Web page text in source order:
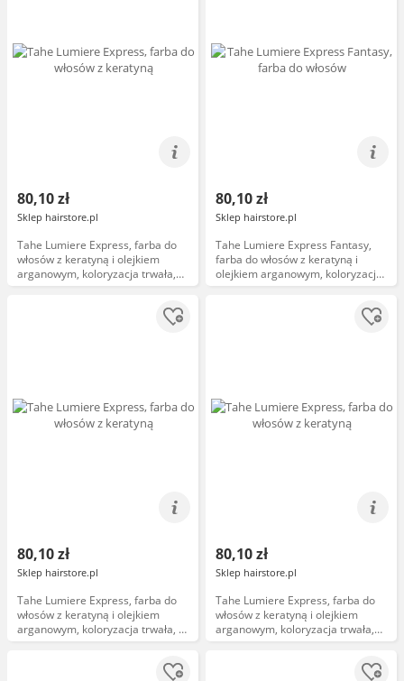
80,10 zł
Sklep hairstore.pl
Tahe Lumiere Express, farba do
włosów z keratyną i olejkiem
arganowym, koloryzacja trwała,
7.77, 100ml
80,10 zł
Sklep hairstore.pl
Tahe Lumiere Express Fantasy,
farba do włosów z keratyną i
olejkiem arganowym, koloryzacja
trwała, 100ml
80,10 zł
Sklep hairstore.pl
Tahe Lumiere Express, farba do
włosów z keratyną i olejkiem
arganowym, koloryzacja trwała, 4,
100ml
80,10 zł
Sklep hairstore.pl
Tahe Lumiere Express, farba do
włosów z keratyną i olejkiem
arganowym, koloryzacja trwała,
7.3, 100ml